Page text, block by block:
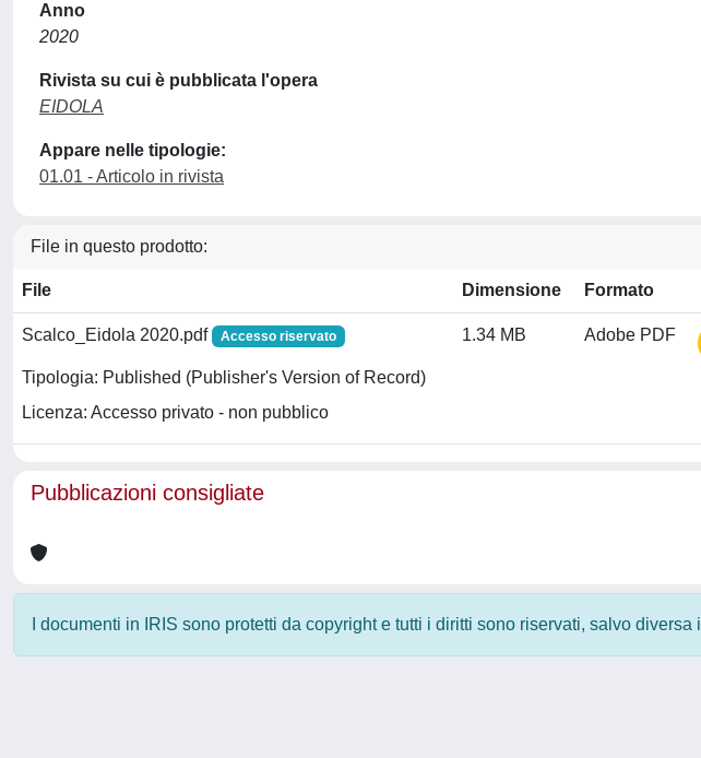
Anno
2020
Rivista su cui è pubblicata l'opera
EIDOLA
Appare nelle tipologie:
01.01 - Articolo in rivista
File in questo prodotto:
File Dimensione Formato
Scalco_Eidola 2020.pdf Accesso riservato
Tipologia: Published (Publisher's Version of Record)
Licenza: Accesso privato - non pubblico
1.34 MB Adobe PDF
Pubblicazioni consigliate
I documenti in IRIS sono protetti da copyright e tutti i diritti sono riservati, salvo diversa